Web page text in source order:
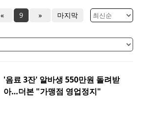
« 9 » 마지막
'음료 3잔' 알바생 550만원 돌려받
아…더본 "가맹점 영업정지"